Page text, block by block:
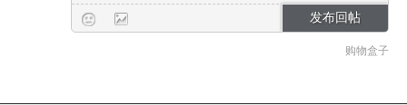
购物盒子